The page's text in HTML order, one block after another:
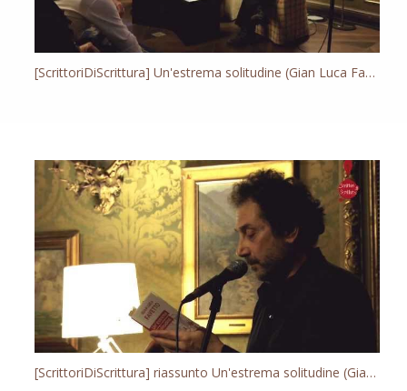
[ScrittoriDiScrittura] Un'estrema solitudine (Gian Luca Favetto)
[ScrittoriDiScrittura] riassunto Un'estrema solitudine (Gian Luca Favetto)